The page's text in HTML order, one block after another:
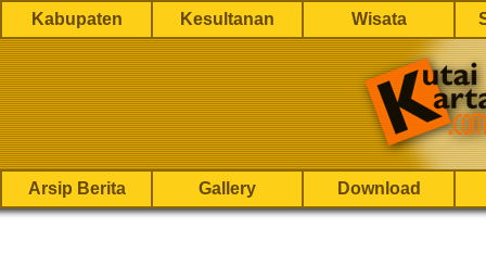
Kabupaten Kesultanan Wisata
Arsip Berita Gallery Download